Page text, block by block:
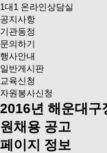
1대1 온라인상담실
공지사항
기관동정
문의하기
행사안내
일반게시판
교육신청
자원봉사신청
2016년 해운대구
원채용 공고
페이지 정보